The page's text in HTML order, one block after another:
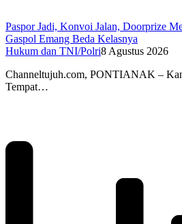
Paspor Jadi, Konvoi Jalan, Doorprize
Gaspol Emang Beda Kelasnya
Hukum dan TNI/Polri8 Agustus 2026
Channeltujuh.com, PONTIANAK –
Tempat…